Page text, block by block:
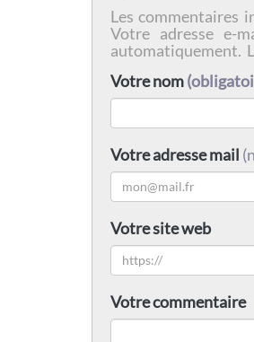
Les commentaires
Votre adresse e-
automatiquement.
Votre nom
Votre adresse mail
Votre site web
Votre commentaire